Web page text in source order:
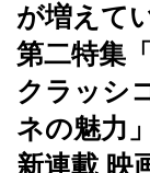
が増えて
第二特集
クラッシ
ネの魅力」
新連載 映